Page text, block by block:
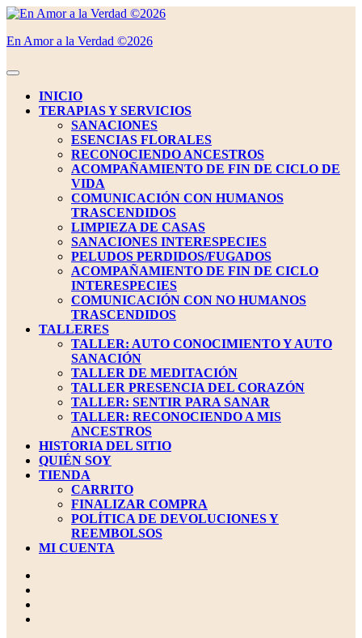
Saltar
contenido
al
En Amor a la Verdad ©2026
Botón
aperturaINICIO
TERAPIAS Y SERVICIOS
SANACIONES
ESENCIAS FLORALES
RECONOCIENDO ANCESTROS
ACOMPAÑAMIENTO DE FIN DE CICLO DE
VIDA
COMUNICACIÓN CON HUMANOS
TRASCENDIDOS
LIMPIEZA DE CASAS
SANACIONES INTERESPECIES
PELUDOS PERDIDOS/FUGADOS
ACOMPAÑAMIENTO DE FIN DE CICLO
INTERESPECIES
COMUNICACIÓN CON NO HUMANOS
TRASCENDIDOS
TALLERES
TALLER: AUTO CONOCIMIENTO Y AUTO
SANACIÓN
TALLER DE MEDITACIÓN
TALLER PRESENCIA DEL CORAZÓN
TALLER: SENTIR PARA SANAR
TALLER: RECONOCIENDO A MIS
ANCESTROS
HISTORIA DEL SITIO
QUIÉN SOY
TIENDA
CARRITO
FINALIZAR COMPRA
POLÍTICA DE DEVOLUCIONES Y
REEMBOLSOS
MI CUENTA
BOTÓN
CIERRE